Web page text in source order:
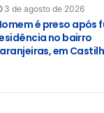
3 de agosto de 2026
é preso após
no bairro
em